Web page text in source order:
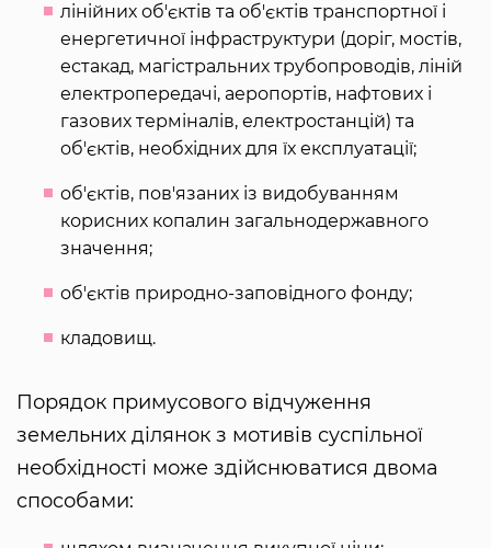
лінійних об'єктів та об'єктів транспортної і
енергетичної інфраструктури (доріг, мостів,
естакад, магістральних трубопроводів, ліній
електропередачі, аеропортів, нафтових і
газових терміналів, електростанцій) та
об'єктів, необхідних для їх експлуатації;
об'єктів, пов'язаних із видобуванням
корисних копалин загальнодержавного
значення;
об'єктів природно-заповідного фонду;
кладовищ.
Порядок примусового відчуження
земельних ділянок з мотивів суспільної
необхідності може здійснюватися двома
способами: